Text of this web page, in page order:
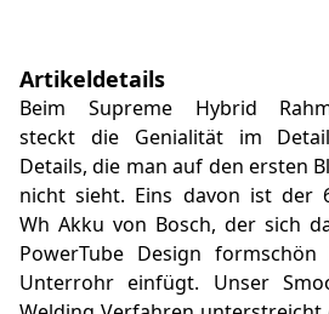
Artikeldetails
Beim Supreme Hybrid
steckt die Genialität im
Details, die man auf den ersten
nicht sieht. Eins davon ist der
Wh Akku von Bosch, der sich
PowerTube Design formschön
Unterrohr einfügt. Unser